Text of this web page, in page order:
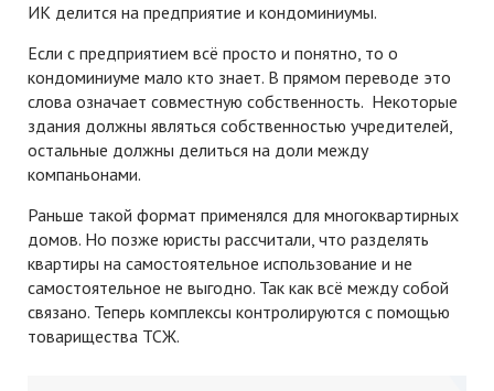
ИК делится на предприятие и кондоминиумы.
Если с предприятием всё просто и понятно, то о
кондоминиуме мало кто знает. В прямом переводе это
слова означает совместную собственность. Некоторые
здания должны являться собственностью учредителей,
остальные должны делиться на доли между
компаньонами.
Раньше такой формат применялся для многоквартирных
домов. Но позже юристы рассчитали, что разделять
квартиры на самостоятельное использование и не
самостоятельное не выгодно. Так как всё между собой
связано. Теперь комплексы контролируются с помощью
товарищества ТСЖ.